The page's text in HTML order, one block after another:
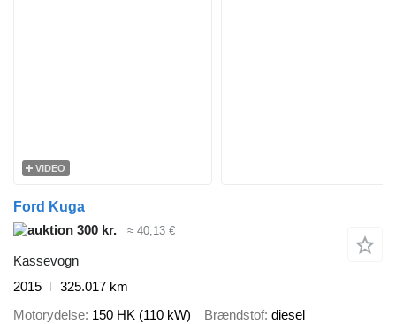
VIDEO
Ford Kuga
300 kr.
≈ 40,13 €
Kassevogn
2015
325.017 km
Motorydelse 150 HK (110 kW) Brændstof diesel